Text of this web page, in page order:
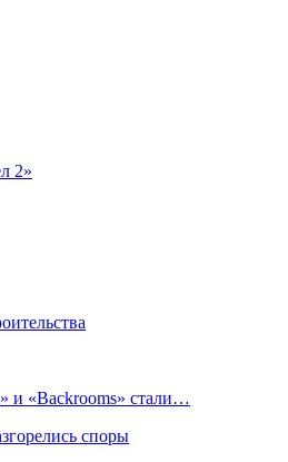
2»
и «Backrooms» стали…
споры